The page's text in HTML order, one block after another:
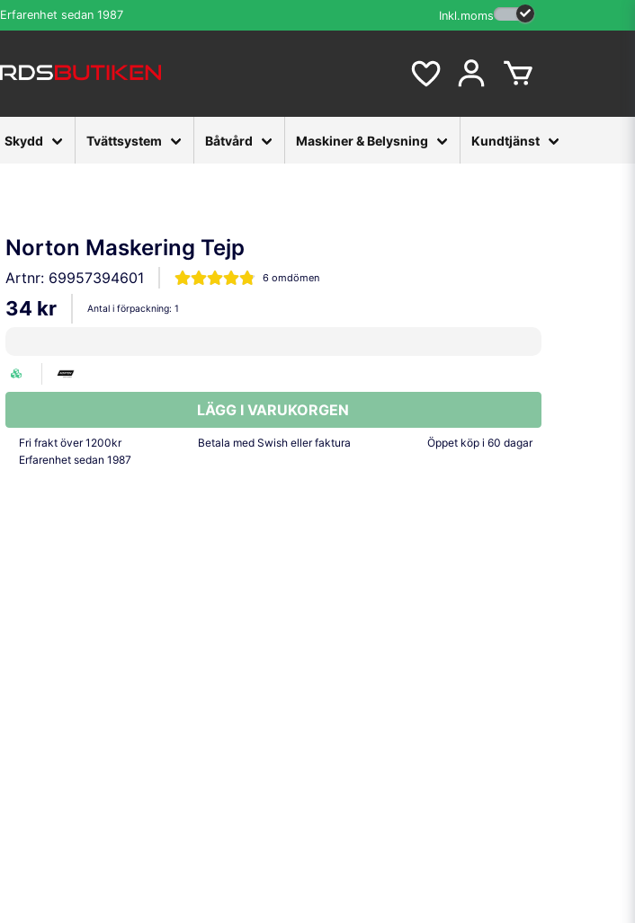
Erfarenhet sedan 1987 Inkl.moms
Skydd Tvättsystem Båtvård Maskiner & Belysning Kundtjänst
Norton Maskering Tejp
Artnr: 69957394601 6 omdömen
34 kr Antal i förpackning: 1
LÄGG I VARUKORGEN
Fri frakt över 1200kr Betala med Swish eller faktura
Öppet köp i 60 dagar
Erfarenhet sedan 1987